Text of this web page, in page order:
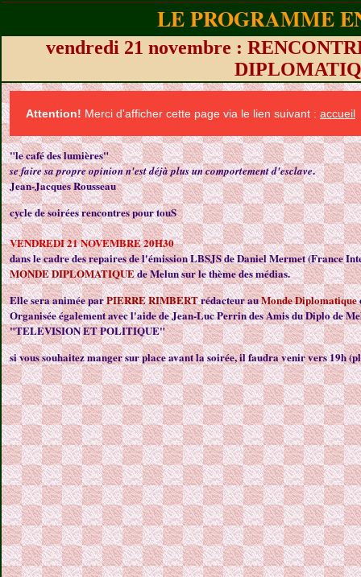
LE PROGRAMME
vendredi 21 novembre :
Attention! Merci d'afficher cette page via le lien suivant : accueil
"le café des lumières"
se faire sa propre opinion n'est déjà plus un comportement d'esclave.
Jean-Jacques Rousseau
cycle de soirées rencontres pour touS
VENDREDI 21 NOVEMBRE 20H30
dans le cadre des repaires de l'émission LBSJS de Daniel Mermet (France
MONDE DIPLOMATIQUEde Melun sur le thème des médias.
Elle sera animée parPIERRE RIMBERTrédacteur auMonde Diplomatique
Organisée également avec l'aide de Jean-Luc Perrin des Amis du Diplo de
"TELEVISION ET POLITIQUE"
si vous souhaitez manger sur place avant la soirée, il faudra venir vers 19h